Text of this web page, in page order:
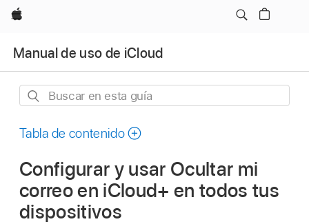
Apple
Manual de uso de iCloud
Buscar
esta
Tabla de contenido
Configurar y usar Ocultar mi
correo en iCloud+ en todos tus
dispositivos